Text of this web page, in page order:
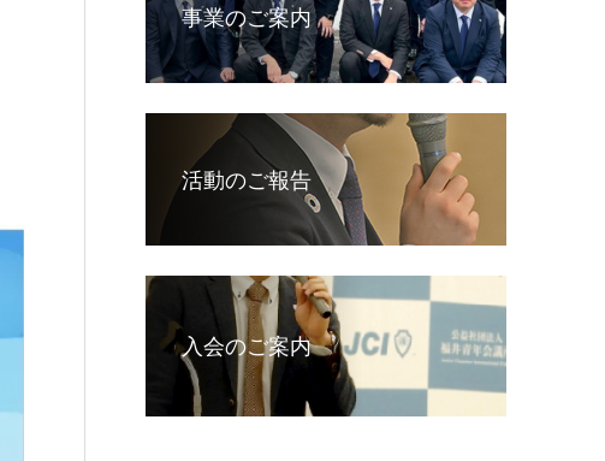
事業のご案内
活動のご報告
入会のご案内